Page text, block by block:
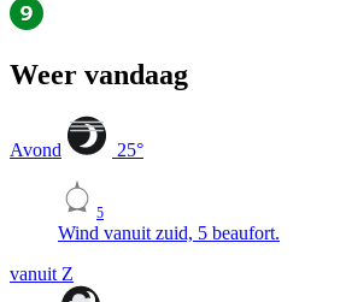
Weer vandaag
Avond 25°
5
Wind vanuit zuid, 5 beaufort.
vanuit Z